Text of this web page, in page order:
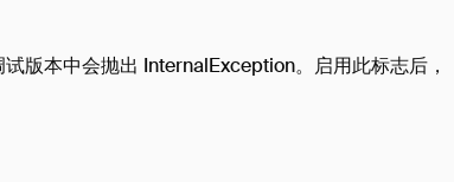
版本中会抛出 InternalException。启用此标志后，